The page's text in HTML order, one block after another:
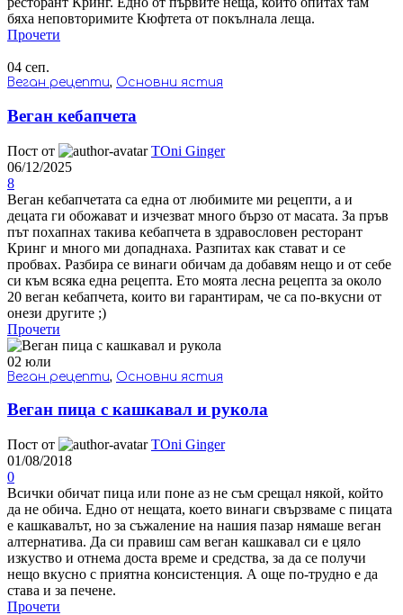
бяха неповторимите Кюфтета от покълнала леща.
Прочети
04 сеп.
Веган рецепти, Основни ястия
Веган кебапчета
Пост от
TOni Ginger
06/12/2025
8
Веган кебапчетата са една от любимите ми рецепти, а и
децата ги обожават и изчезват много бързо от масата. За пръв
път похапнах такива кебапчета в здравословен ресторант
Кринг и много ми допаднаха. Разпитах как стават и се
пробвах. Разбира се винаги обичам да добавям нещо и от себе
си към всяка една рецепта. Ето моята лесна рецепта за около
20 веган кебапчета, които ви гарантирам, че са по-вкусни от
онези другите ;)
Прочети
02 юли
Веган рецепти, Основни ястия
Веган пица с кашкавал и рукола
Пост от
TOni Ginger
01/08/2018
0
Всички обичат пица или поне аз не съм срещал някой, който
да не обича. Едно от нещата, което винаги свързваме с пицата
е кашкавалът, но за съжаление на нашия пазар нямаше веган
алтернатива. Да си правиш сам веган кашкавал си е цяло
изкуство и отнема доста време и средства, за да се получи
нещо вкусно с приятна консистенция. А още по-трудно е да
става и за печене.
Прочети